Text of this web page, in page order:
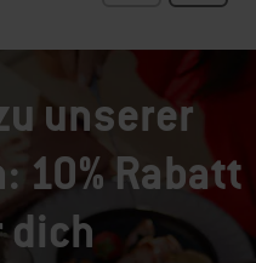
unserer
10% Rabatt
dich